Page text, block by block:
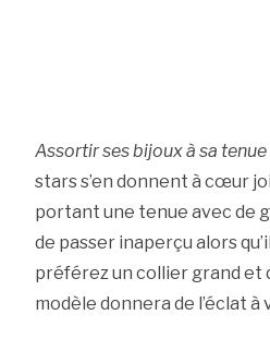
Assortir ses bijoux à sa
stars s’en donnent à cœur
portant une tenue avec de
de passer inaperçu alors
préférez un collier grand et
modèle donnera de l’éclat à